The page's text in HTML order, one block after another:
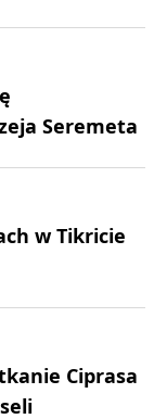
Seremeta
w Tikricie
Ciprasa